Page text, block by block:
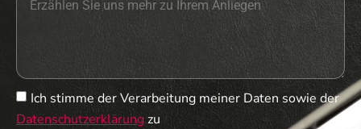
Ich stimme der Verarbeitung meiner Daten sowie der
Datenschutzerklärungzu